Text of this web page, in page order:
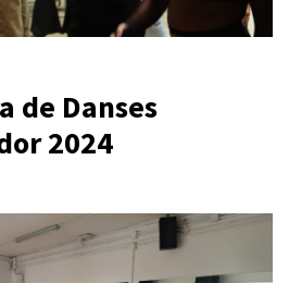
de Danses
2024